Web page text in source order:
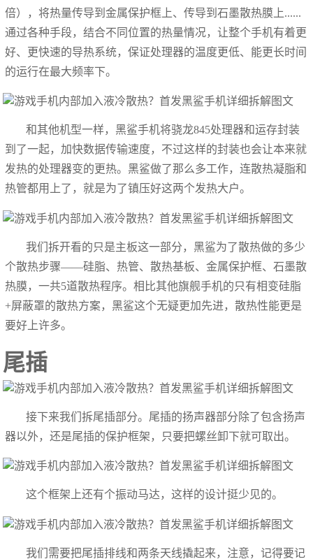
倍），将热量传导到金属保护框上、传导到石墨散热膜上......
通过各种手段，结合不同位置的热量情况，让整个手机有着更
好、更快速的导热系统，保证处理器的温度更低、能更长时间
的运行在最大频率下。
和其他机型一样，黑鲨手机将骁龙845处理器和运存封装
到了一起，加快数据传输速度，不过这样的封装也会让本来就
发热的处理器变的更热。黑鲨做了那么多工作，连散热凝脂和
热管都用上了，就是为了镇压好这两个发热大户。
我们拆开看的只是主板这一部分，黑鲨为了散热做的多少
个散热步骤——硅脂、热管、散热基板、金属保护框、石墨散
热膜，一共5道散热程序。相比其他旗舰手机的只有相变硅脂
+屏蔽罩的散热方案，黑鲨这个无疑更加先进，散热性能更是
要好上许多。
尾插
接下来我们拆尾插部分。尾插的扬声器部分除了包含扬声
器以外，还是尾插的保护框架，只要把螺丝卸下就可取出。
这个框架上还有个振动马达，这样的设计挺少见的。
我们需要把尾插排线和两条天线撬起来，注意，记得要记